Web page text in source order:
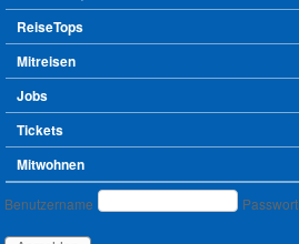
ReiseTops
Mitreisen
Jobs
Tickets
Mitwohnen
Benutzeranmeldung
Benutzername Passwort